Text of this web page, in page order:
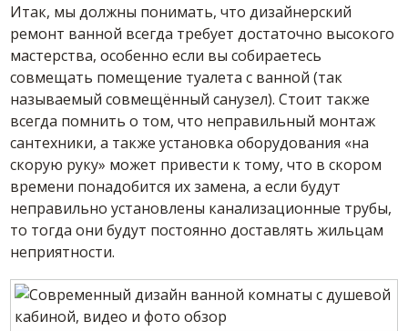
Итак, мы должны понимать, что дизайнерский
ремонт ванной всегда требует достаточно высокого
мастерства, особенно если вы собираетесь
совмещать помещение туалета с ванной (так
называемый совмещённый санузел). Стоит также
всегда помнить о том, что неправильный монтаж
сантехники, а также установка оборудования «на
скорую руку» может привести к тому, что в скором
времени понадобится их замена, а если будут
неправильно установлены канализационные трубы,
то тогда они будут постоянно доставлять жильцам
неприятности.